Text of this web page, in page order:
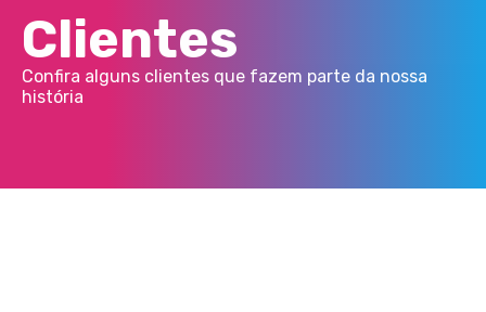
Clientes
Confira alguns clientes que fazem parte da nossa
história